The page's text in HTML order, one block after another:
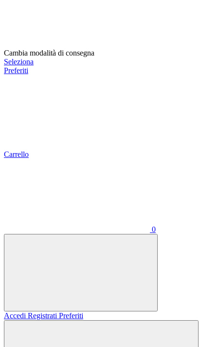
Cambia modalità di consegna
Seleziona
Preferiti
Carrello
0
Accedi Registrati Preferiti